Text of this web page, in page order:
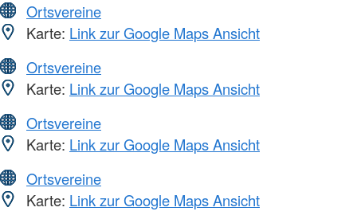
Ortsvereine
Karte: Link zur Google Maps Ansicht
Ortsvereine
Karte: Link zur Google Maps Ansicht
Ortsvereine
Karte: Link zur Google Maps Ansicht
Ortsvereine
Karte: Link zur Google Maps Ansicht